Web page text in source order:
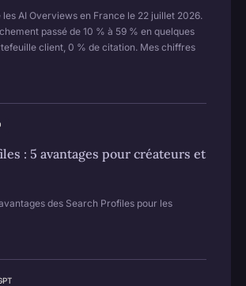
AI Overviews en France le 22 juillet 2026.
passé de 10 % à 59 % en quelques
client, 0 % de citation. Mes chiffres
: 5 avantages pour créateurs et
des Search Profiles pour les